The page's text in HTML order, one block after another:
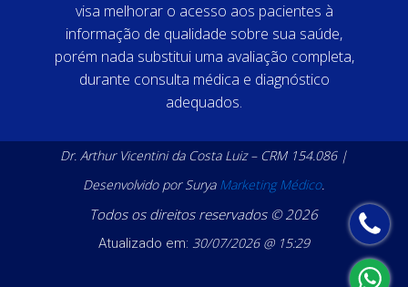
visa melhorar o acesso aos pacientes à
informação de qualidade sobre sua saúde,
porém nada substitui uma avaliação completa,
durante consulta médica e diagnóstico
adequados.
Dr. Arthur Vicentini da Costa Luiz – CRM 154.086 |
Desenvolvido por Surya Marketing Médico.
Todos os direitos reservados © 2026
Atualizado em: 30/07/2026 @ 15:29